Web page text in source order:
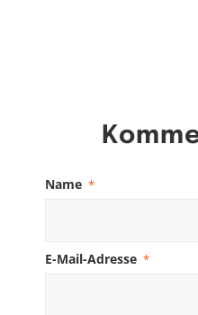
Name *
E-Mail-Adresse *